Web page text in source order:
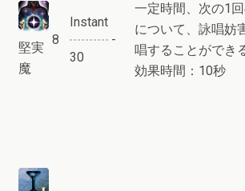
堅実
魔
8
Instant
30
-
一定時間、次の1
について、詠唱妨
唱することができ
効果時間：10秒